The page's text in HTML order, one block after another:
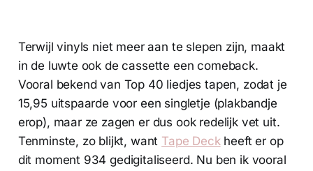
Terwijl vinyls niet meer aan te slepen zijn, maakt
in de luwte ook de cassette een comeback.
Vooral bekend van Top 40 liedjes tapen, zodat je
15,95 uitspaarde voor een singletje (plakbandje
erop), maar ze zagen er dus ook redelijk vet uit.
Tenminste, zo blijkt, want Tape Deckheeft er op
dit moment 934 gedigitaliseerd. Nu ben ik vooral